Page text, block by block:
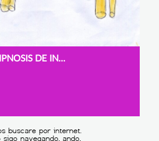
NO CAIGAS EN LA HIPNOSIS DE INTERNET